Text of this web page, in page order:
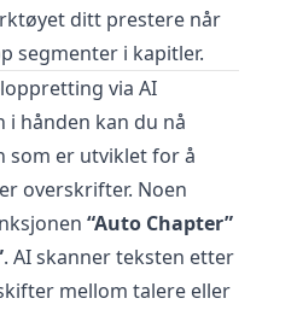
ditt prestere når
segmenter i kapitler.
via AI
hånden kan du nå
som er utviklet for å
overskrifter. Noen
“Auto Chapter”
. AI skanner teksten etter
mellom talere eller